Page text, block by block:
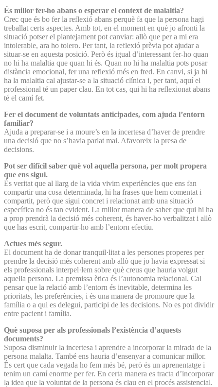
És millor fer-ho abans o esperar el context de malaltia?
Crec que és bo fer la reflexió abans perquè fa que la persona hagi
treballat certs aspectes. Amb tot, en el moment en què jo afronti la
situació potser el plantejament pot canviar: allò que per a mi era
intolerable, ara ho tolero. Per tant, la reflexió prèvia pot ajudar a
situar-se en aquesta posició. Però és igual d’interessant fer-ho quan
no hi ha malaltia que quan hi és. Quan no hi ha malaltia pots posar
distància emocional, fer una reflexió més en fred. En canvi, si ja hi
ha la malaltia cal ajustar-se a la situació clínica i, per tant, aquí el
professional té un paper clau. En tot cas, qui hi ha reflexionat abans
té el camí fet.
Fer el document de voluntats anticipades, com ajuda l’entorn
familiar?
Ajuda a preparar-se i a moure’s en la incertesa d’haver de prendre
una decisió que no s’havia parlat mai. Afavoreix la presa de
decisions.
Pot ser difícil saber què vol aquella persona, per molt propera
que ens sigui.
És veritat que al llarg de la vida vivim experiències que ens fan
compartir una cosa determinada, hi ha frases que hem comentat i
compartit, però que sigui concret i relacionat amb una situació
específica no és tan evident. La millor manera de saber que qui hi ha
a prop prendrà la decisió més coherent, és haver-ho verbalitzat i allò
que has escrit, compartir-ho amb l’entorn efectiu.
Actues més segur.
El document ha de donar tranquil·litat a les persones properes per
prendre la decisió més coherent amb allò que jo havia expressat si
els professionals interpel·lem sobre què creus que hauria volgut
aquella persona. La premissa ètica és l’autonomia relacional. Cal
pensar que la relació amb l’entorn és inevitable, determina les
prioritats, les preferències, i és una manera de promoure que la
família o a qui es delegui, participi de les decisions. No es pot dividir
entre pacient i família.
Què suposa per als professionals l’existència d’aquests
documents?
Suposa disminuir la incertesa i aprendre a incorporar la mirada de la
persona malalta. També ens hauria d’ensenyar a comunicar millor.
És cert que cada vegada ho fem més bé, però és un aprenentatge i
tenim un camí enorme per fer. En certa manera es tracta d’incorporar
la idea que la voluntat de la persona és clau en el procés assistencial.